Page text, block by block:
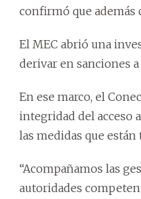
confirmó que además
El MEC abrió una
derivar en sanciones
En ese marco, el
integridad del acceso
las medidas que
“Acompañamos las
autoridades